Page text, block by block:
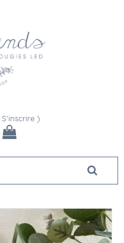
S'inscrire )